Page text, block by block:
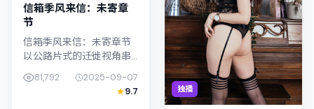
信箱季风来信：未寄章
节
信箱季风来信：未寄章节
以公路片式的迁徙视角串
情。岩井俊二强调纪实气
质与留白美学，金惠秀的
81,792
2025-09-07
9.7
独播